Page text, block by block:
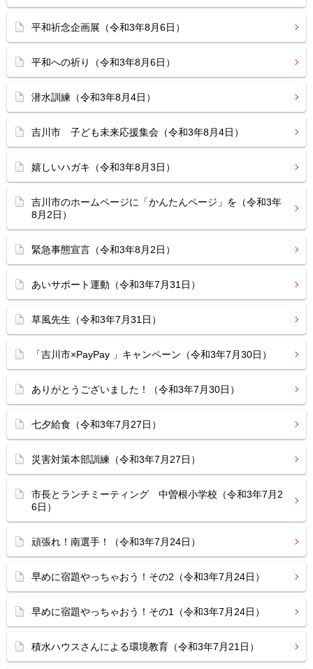
平和祈念企画展（令和3年8月6日）
平和への祈り（令和3年8月6日）
潜水訓練（令和3年8月4日）
吉川市 子ども未来応援集会（令和3年8月4日）
嬉しいハガキ（令和3年8月3日）
吉川市のホームページに「かんたんページ」を（令和3年
8月2日）
緊急事態宣言（令和3年8月2日）
あいサポート運動（令和3年7月31日）
草風先生（令和3年7月31日）
「吉川市×PayPay 」キャンペーン（令和3年7月30日）
ありがとうございました！（令和3年7月30日）
七夕給食（令和3年7月27日）
災害対策本部訓練（令和3年7月27日）
市長とランチミーティング 中曽根小学校（令和3年7月2
6日）
頑張れ！南選手！（令和3年7月24日）
早めに宿題やっちゃおう！その2（令和3年7月24日）
早めに宿題やっちゃおう！その1（令和3年7月24日）
積水ハウスさんによる環境教育（令和3年7月21日）